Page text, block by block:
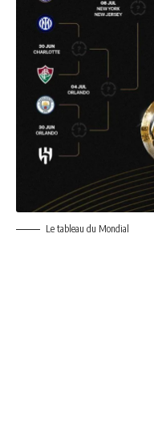
Le tableau du Mondial